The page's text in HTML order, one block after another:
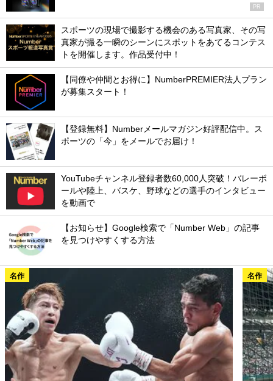
PR
スポーツの現場で撮影する機会のある写真家、その写
真家が撮る一瞬のシーンにスポットをあてるコンテス
トを開催します。作品受付中！
【同僚や仲間とお得に】NumberPREMIER法人プラン
が募集スタート！
【登録無料】Numberメールマガジン好評配信中。ス
ポーツの「今」をメールでお届け！
YouTubeチャンネル登録者数60,000人突破！バレーボ
ールや陸上、バスケ、野球などの選手のインタビュー
を動画で
【お知らせ】Google検索で「Number Web」の記事
を見つけやすくする方法
名作 名作